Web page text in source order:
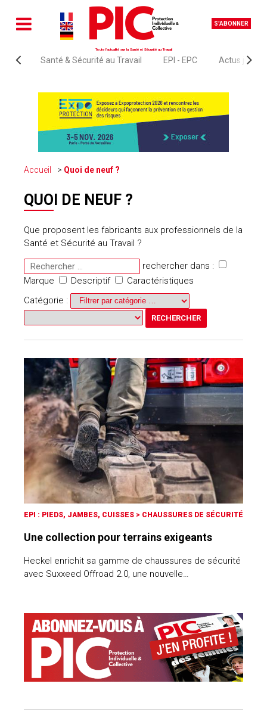
S'ABONNER
Toute l'actualité sur la Santé et Sécurité au Travail
Santé & Sécurité au Travail EPI - EPC Actus
Accueil Quoi de neuf ?
QUOI DE NEUF ?
Que proposent les fabricants aux professionnels de la
Santé et Sécurité au Travail ?
rechercher dans :
Marque
Descriptif
Caractéristiques
Catégorie :
EPI : PIEDS, JAMBES, CUISSES > CHAUSSURES DE SÉCURITÉ
Une collection pour terrains exigeants
Heckel enrichit sa gamme de chaussures de sécurité
avec Suxxeed Offroad 2.0, une nouvelle…